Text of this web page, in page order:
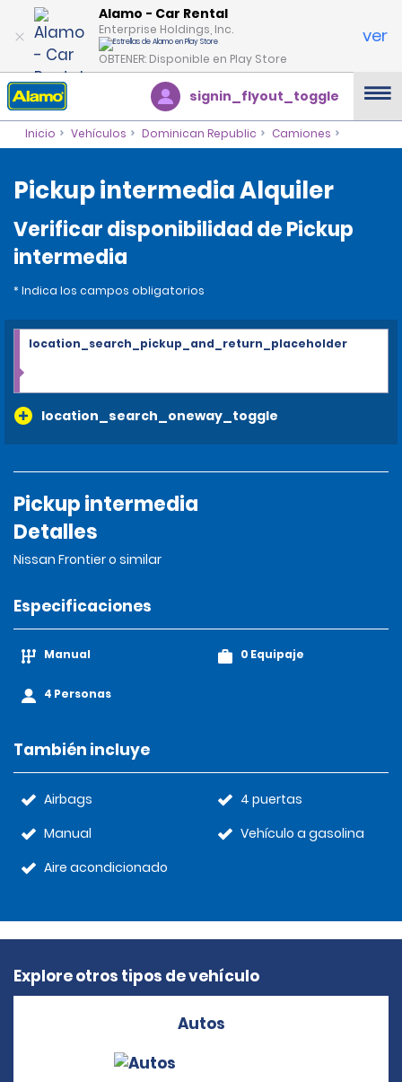
Alamo - Car Rental
Enterprise Holdings, Inc.
OBTENER: Disponible en Play Store
ver
signin_flyout_toggle
Inicio Vehículos Dominican Republic Camiones
Pickup intermedia Alquiler
Verificar disponibilidad de Pickup
intermedia
* Indica los campos obligatorios
location_search_oneway_toggle
location_search_pickup_and_return_placeholder
Pickup intermedia
Detalles
Nissan Frontier o similar
Especificaciones
Manual
4 Personas
0 Equipaje
También incluye
Airbags
Manual
Aire acondicionado
4 puertas
Vehículo a gasolina
Explore otros tipos de vehículo
Autos